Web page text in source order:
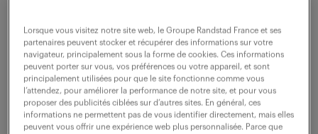
technicien ordonnancement
(f/h)
Lorsque vous visitez notre site web, le Groupe Randstad France et ses
partenaires peuvent stocker et récupérer des informations sur votre
navigateur, principalement sous la forme de cookies. Ces informations
peuvent porter sur vous, vos préférences ou votre appareil, et sont
principalement utilisées pour que le site fonctionne comme vous
l’attendez, pour améliorer la performance de notre site, et pour vous
proposer des publicités ciblées sur d’autres sites. En général, ces
informations ne permettent pas de vous identifier directement, mais elles
peuvent vous offrir une expérience web plus personnalisée. Parce que